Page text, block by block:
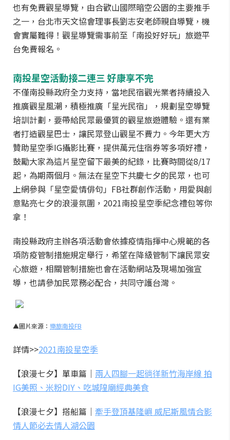
也有免費觀星導覽，由合歡山國際暗空公園的主要推手
之一，台北市天文協會理事長劉志安老師親自導覽，機
會實屬難得！觀星導覽需事前至「南投好好玩」旅遊平
台免費報名。
南投星空活動接二連三 好康享不完
不僅南投縣政府全力支持，當地民宿觀光業者持續投入
推廣觀星風潮，積極推廣「星光民宿」，規劃星空導覽
培訓計劃，要帶給民眾最優質的觀星旅遊體驗。還有業
者打造觀星巴士，讓民眾登山觀星不費力。今年更大方
贊助星空季IG攝影比賽，提供萬元住宿券等多項好禮，
鼓勵大家為這片星空留下最美的紀錄，比賽時間從8/17
起，為期兩個月。無法在星空下共慶七夕的民眾，也可
上網參與「星空愛情俳句」FB社群創作活動，用愛與創
意點亮七夕的浪漫氛圍，2021南投星空季紀念禮包等你
拿！
南投縣政府主辦各項活動會依據疫情指揮中心規範的各
項防疫管制措施規定舉行，希望在降級管制下讓民眾安
心旅遊，相關管制措施也會在活動網站及現場加強宣
導，也請參加民眾務必配合，共同守護台灣。
▲圖片來源： 樂旅南投FB
詳情>>2021南投星空季
【浪漫七夕】單車篇｜ 兩人四腳一起徜徉新竹海岸線 拍
IG美照、米粉DIY、吃城隍廟經典美食
【浪漫七夕】搭船篇｜ 牽手登頂基隆嶼 威尼斯風情合影
情人節必去情人湖公園